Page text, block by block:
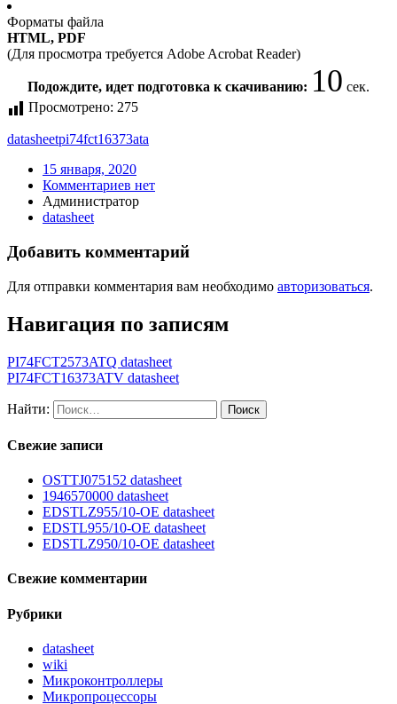
Форматы файла
HTML, PDF
(Для просмотра требуется Adobe Acrobat Reader)
Подождите, идет подготовка к скачиванию: 10 сек.
Просмотрено: 275
datasheetpi74fct16373ata
15 января, 2020
Комментариев нет
Администратор
datasheet
Добавить комментарий
Для отправки комментария вам необходимо авторизоваться.
Навигация по записям
PI74FCT2573ATQ datasheet
PI74FCT16373ATV datasheet
Найти:
Свежие записи
OSTTJ075152 datasheet
1946570000 datasheet
EDSTLZ955/10-OE datasheet
EDSTL955/10-OE datasheet
EDSTLZ950/10-OE datasheet
Свежие комментарии
Рубрики
datasheet
wiki
Микроконтроллеры
Микропроцессоры